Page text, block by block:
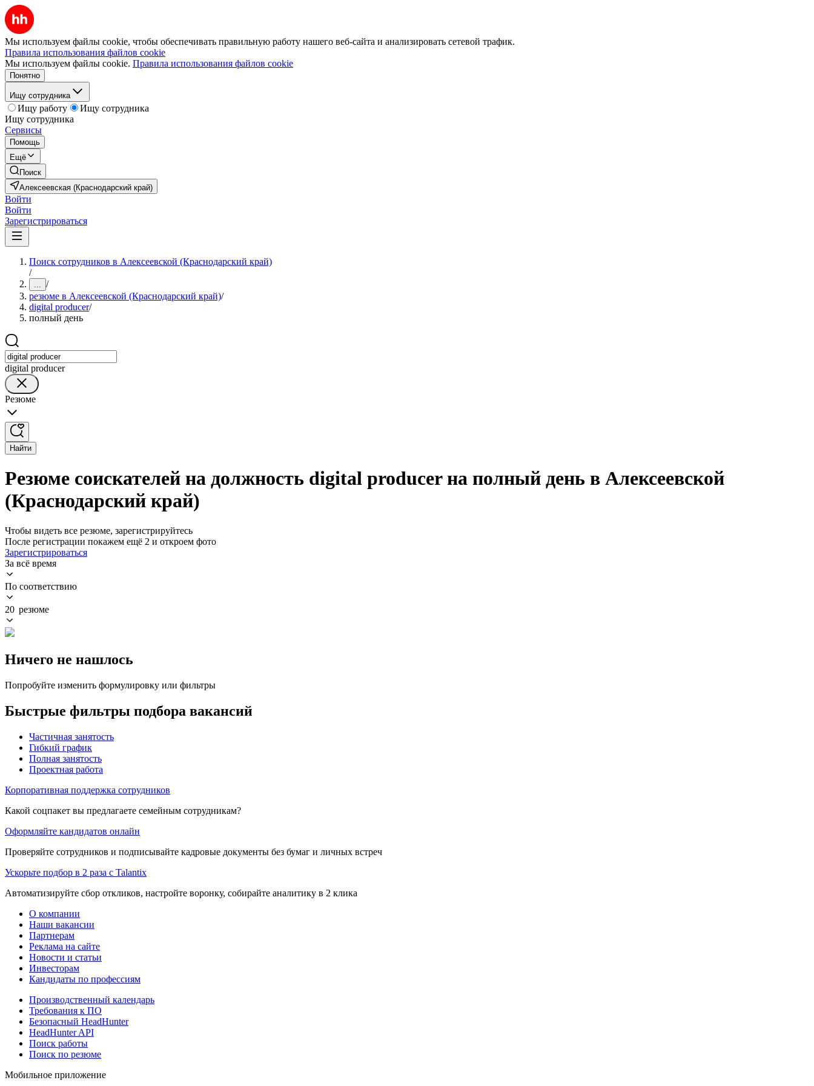
Мы используем файлы cookie, чтобы обеспечивать правильную работу нашего веб-сайта и анализировать сетевой трафик.
Правила использования файлов cookie
Мы используем файлы cookie. Правила использования файлов cookie
Понятно
Ищу сотрудника
Ищу работу
Ищу сотрудника
Ищу сотрудника
Сервисы
Помощь
Ещё
Поиск
Алексеевская (Краснодарский край)
Войти
Войти
Зарегистрироваться
Поиск сотрудников в Алексеевской (Краснодарский край)
/
... /
резюме в Алексеевской (Краснодарский край)/
digital producer/
полный день
digital producer
Резюме
Найти
Резюме соискателей на должность digital producer на полный день в Алексеевской
(Краснодарский край)
Чтобы видеть все резюме, зарегистрируйтесь
После регистрации покажем ещё 2 и откроем фото
Зарегистрироваться
За всё время
По соответствию
20 резюме
Ничего не нашлось
Попробуйте изменить формулировку или фильтры
Быстрые фильтры подбора вакансий
Частичная занятость
Гибкий график
Полная занятость
Проектная работа
Корпоративная поддержка сотрудников
Какой соцпакет вы предлагаете семейным сотрудникам?
Оформляйте кандидатов онлайн
Проверяйте сотрудников и подписывайте кадровые документы без бумаг и личных встреч
Ускорьте подбор в 2 раза с Talantix
Автоматизируйте сбор откликов, настройте воронку, собирайте аналитику в 2 клика
О компании
Наши вакансии
Партнерам
Реклама на сайте
Новости и статьи
Инвесторам
Кандидаты по профессиям
Производственный календарь
Требования к ПО
Безопасный HeadHunter
HeadHunter API
Поиск работы
Поиск по резюме
Мобильное приложение